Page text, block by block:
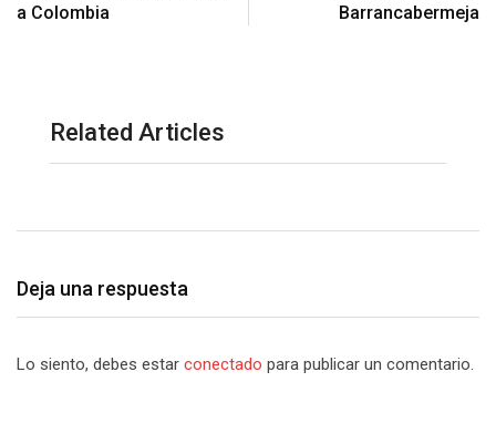
a Colombia
Barrancabermeja
Related Articles
Deja una respuesta
Lo siento, debes estar conectado para publicar un comentario.